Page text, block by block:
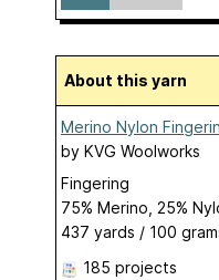
About this yarn
Merino Nylon
by KVG Woolworks
Fingering
75% Merino, 25%
437 yards / 100
185 projects